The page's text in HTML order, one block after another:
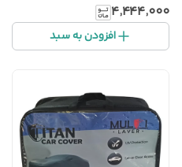
۴٬۴۴۴٬۰۰۰
افزودن به سبد